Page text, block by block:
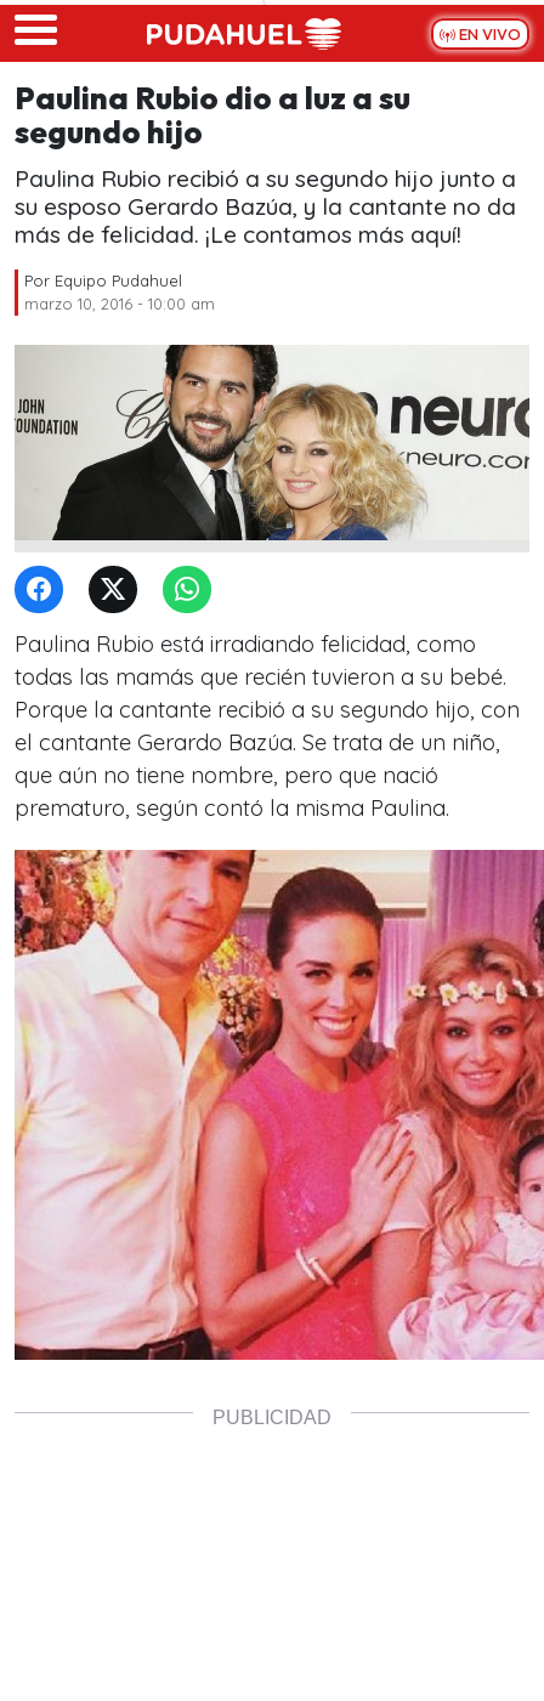
Skip to main content
EN VIVO
Paulina Rubio dio a luz a su
segundo hijo
Paulina Rubio recibió a su segundo hijo junto a
su esposo Gerardo Bazúa, y la cantante no da
más de felicidad. ¡Le contamos más aquí!
Por Equipo Pudahuel
marzo 10, 2016 - 10:00 am
Paulina Rubio está irradiando felicidad, como
todas las mamás que recién tuvieron a su bebé.
Porque la cantante recibió a su segundo hijo, con
el cantante Gerardo Bazúa. Se trata de un niño,
que aún no tiene nombre, pero que nació
prematuro, según contó la misma Paulina.